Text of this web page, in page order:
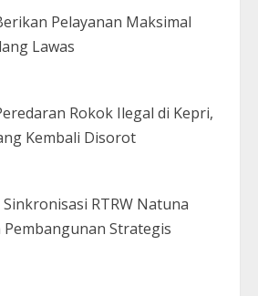
Pelayanan Maksimal
Lawas
Rokok Ilegal di Kepri,
Kembali Disorot
RTRW Natuna
Pembangunan Strategis